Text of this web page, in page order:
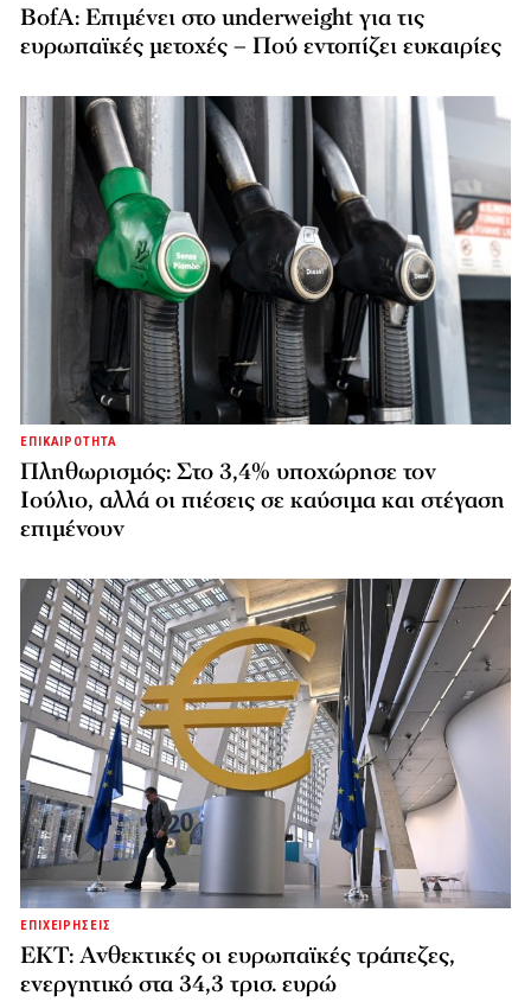
BofA: Επιμένει στο underweight για τις
ευρωπαϊκές μετοχές – Πού εντοπίζει ευκαιρίες
ΕΠΙΚΑΙΡΟΤΗΤΑ
Πληθωρισμός: Στο 3,4% υποχώρησε τον
Ιούλιο, αλλά οι πιέσεις σε καύσιμα και στέγαση
επιμένουν
ΕΠΙΧΕΙΡΗΣΕΙΣ
ΕΚΤ: Ανθεκτικές οι ευρωπαϊκές τράπεζες,
ενεργητικό στα 34,3 τρισ. ευρώ